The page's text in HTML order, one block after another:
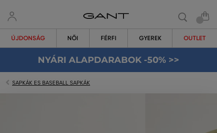
ÚJDONSÁG NŐI FÉRFI GYEREK OUTLET
NYÁRI ALAPDARABOK -50% >>
SAPKÁK ES BASEBALL SAPKÁK